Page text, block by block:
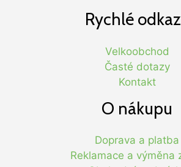
Rychlé
Velkoobchod
Časté dotazy
Kontakt
O nákupu
Doprava a platba
Reklamace a výměna